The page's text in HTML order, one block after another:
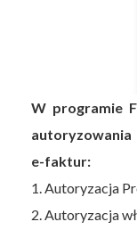
W programie
autoryzowania
e-faktur:
1. Autoryzacja
2. Autoryzacja